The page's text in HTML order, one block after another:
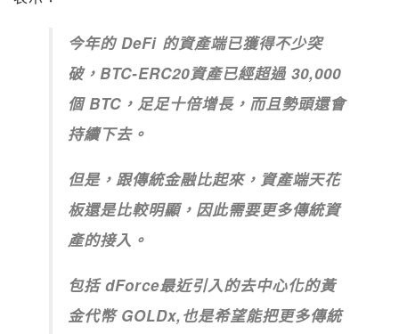
今年的 DeFi 的資產端已獲得不少突
破，BTC-ERC20資產已經超過 30,000
個 BTC，足足十倍增長，而且勢頭還會
持續下去。
但是，跟傳統金融比起來，資產端天花
板還是比較明顯，因此需要更多傳統資
產的接入。
包括 dForce最近引入的去中心化的黃
金代幣 GOLDx,也是希望能把更多傳統